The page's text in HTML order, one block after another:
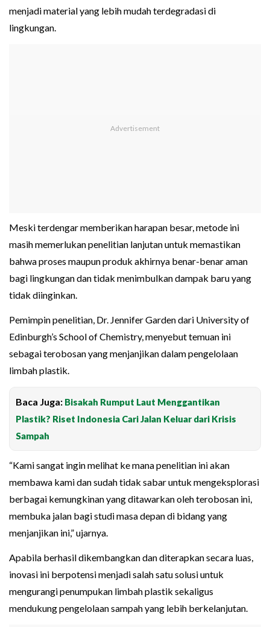
menjadi material yang lebih mudah terdegradasi di
lingkungan.
Meski terdengar memberikan harapan besar, metode ini
masih memerlukan penelitian lanjutan untuk memastikan
bahwa proses maupun produk akhirnya benar-benar aman
bagi lingkungan dan tidak menimbulkan dampak baru yang
tidak diinginkan.
Pemimpin penelitian, Dr. Jennifer Garden dari University of
Edinburgh’s School of Chemistry, menyebut temuan ini
sebagai terobosan yang menjanjikan dalam pengelolaan
limbah plastik.
Baca Juga: Bisakah Rumput Laut Menggantikan
Plastik? Riset Indonesia Cari Jalan Keluar dari Krisis
Sampah
“Kami sangat ingin melihat ke mana penelitian ini akan
membawa kami dan sudah tidak sabar untuk mengeksplorasi
berbagai kemungkinan yang ditawarkan oleh terobosan ini,
membuka jalan bagi studi masa depan di bidang yang
menjanjikan ini,” ujarnya.
Apabila berhasil dikembangkan dan diterapkan secara luas,
inovasi ini berpotensi menjadi salah satu solusi untuk
mengurangi penumpukan limbah plastik sekaligus
mendukung pengelolaan sampah yang lebih berkelanjutan.